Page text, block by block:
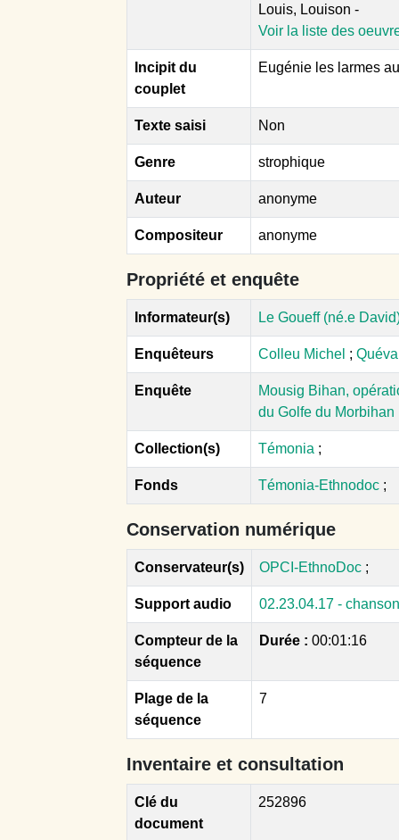
Louis, Louison -
Voir la liste des
Incipit du
couplet
Eugénie les larmes
Texte saisi Non
Genre strophique
Auteur anonyme
Compositeur anonyme
Propriété et enquête
Informateur(s) Le Goueff (né.e
Enquêteurs Colleu Michel ;
Enquête
Mousig Bihan,
du Golfe du Morbihan
Collection(s) Témonia ;
Fonds Témonia-Ethnodoc ;
Conservation numérique
Conservateur(s) OPCI-EthnoDoc ;
Support audio 02.23.04.17 -
Compteur de la
séquence
Durée : 00:01:16
Plage de la
séquence
7
Inventaire et consultation
Clé du
document
252896